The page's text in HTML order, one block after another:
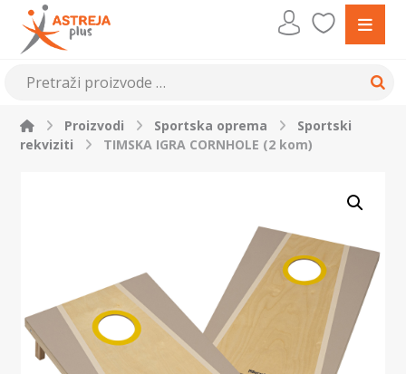
Proizvodi Sportska oprema
Sportski
rekviziti
TIMSKA IGRA CORNHOLE (2 kom)